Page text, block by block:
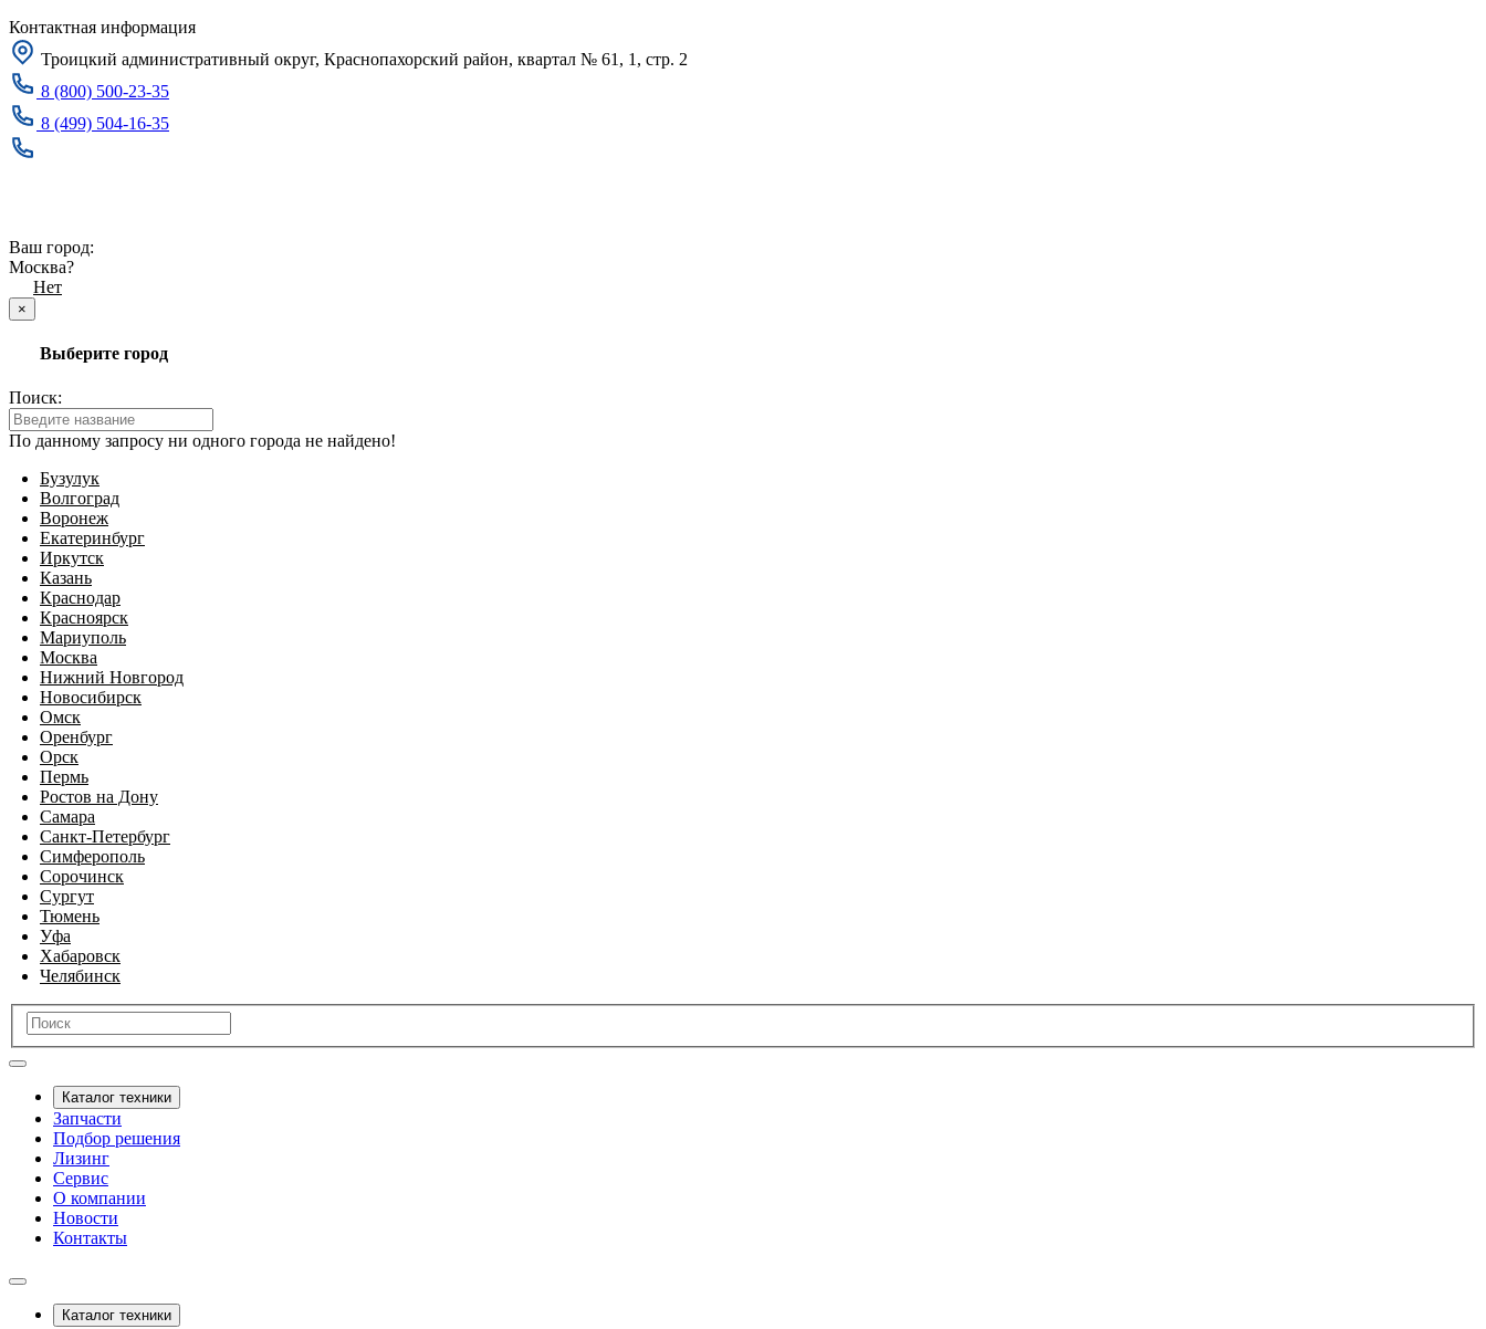
Контактная информация
Троицкий административный округ, Краснопахорский район, квартал № 61, 1, стр. 2
8 (800) 500-23-35
8 (499) 504-16-35
Ваш город:
Москва?
Нет
×
Выберите город
Поиск:
По данному запросу ни одного города не найдено!
Бузулук
Волгоград
Воронеж
Екатеринбург
Иркутск
Казань
Краснодар
Красноярск
Мариуполь
Москва
Нижний Новгород
Новосибирск
Омск
Оренбург
Орск
Пермь
Ростов на Дону
Самара
Санкт-Петербург
Симферополь
Сорочинск
Сургут
Тюмень
Уфа
Хабаровск
Челябинск
Каталог техники
Запчасти
Подбор решения
Лизинг
Сервис
О компании
Новости
Контакты
Каталог техники